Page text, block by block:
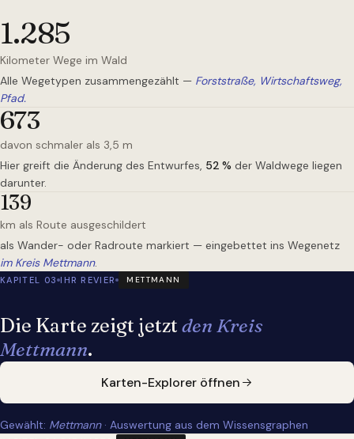
1.285
Kilometer Wege im Wald
Alle Wegetypen zusammengezählt — Forststraße, Wirtschaftsweg,
Pfad.
673
davon schmaler als 3,5 m
Hier greift die Änderung des Entwurfes, 52 % der Waldwege liegen
darunter.
139
km als Route ausgeschildert
als Wander- oder Radroute markiert — eingebettet ins Wegenetz
im Kreis Mettmann.
KAPITEL 03 IHR REVIER METTMANN
Die Karte zeigt jetzt den Kreis
Mettmann.
Karten-Explorer öffnen
Gewählt: Mettmann· Auswertung aus dem Wissensgraphen